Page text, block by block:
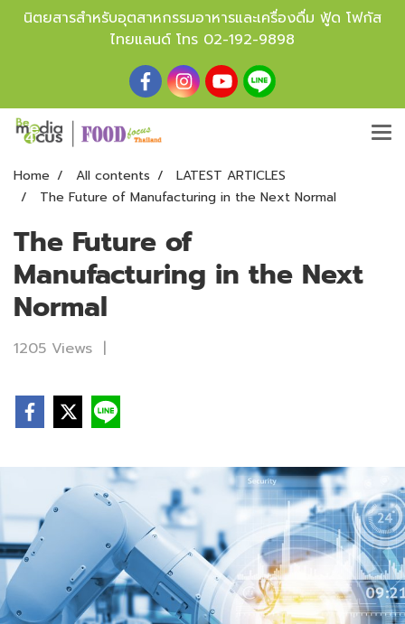
นิตยสารสำหรับอุตสาหกรรมอาหารและเครื่องดื่ม ฟู้ด โฟกัส
ไทยแลนด์ โทร 02-192-9898
Home All contents
LATEST ARTICLES
The Future of Manufacturing in the Next Normal
The Future of
Manufacturing in the Next
Normal
1205 Views |